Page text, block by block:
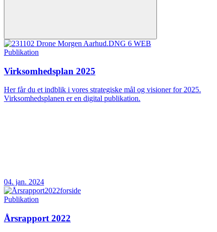
Publikation
Virksomhedsplan 2025
Her får du et indblik i vores strategiske mål og visioner for 2025.
Virksomhedsplanen er en digital publikation.
04. jan. 2024
Publikation
Årsrapport 2022